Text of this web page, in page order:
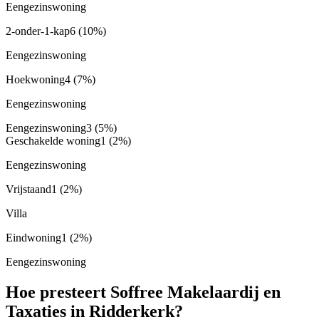
Eengezinswoning
2-onder-1-kap6 (10%)
Eengezinswoning
Hoekwoning4 (7%)
Eengezinswoning
Eengezinswoning3 (5%)
Geschakelde woning1 (2%)
Eengezinswoning
Vrijstaand1 (2%)
Villa
Eindwoning1 (2%)
Eengezinswoning
Hoe presteert Soffree Makelaardij en
Taxaties in Ridderkerk?